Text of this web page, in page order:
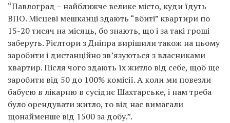
“Павлоград – найближче велике місто, куди їдуть
ВПО. Місцеві мешканці здають “вбиті” квартири по
15-20 тисяч на місяць, бо знають, що і за такі гроші
заберуть. Рієлтори з Дніпра вирішили також на цьому
заробити і дистанційно зв’язуються з власниками
квартир. Після чого здають їх житло від себе, щоб ще
заробити від 50 до 100% комісії. А коли ми повезли
бабусю в лікарню в сусіднє Шахтарське, і нам треба
було орендувати житло, то від нас вимагали
щонайменше від 1500 за добу.”.